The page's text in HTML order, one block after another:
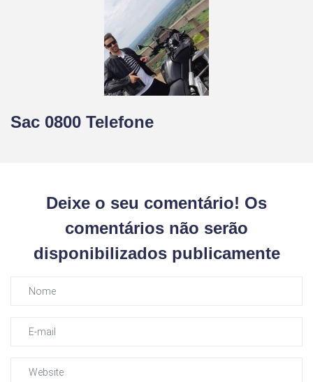
Sac 0800 Telefone
Deixe o seu comentário! Os
comentários não serão
disponibilizados publicamente